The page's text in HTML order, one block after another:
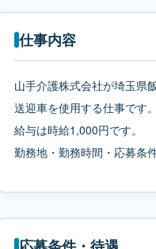
仕事内容
山手介護株式会社が埼玉県
送迎車を使用する仕事です。
給与は時給1,000円です。
勤務地・勤務時間・応募条